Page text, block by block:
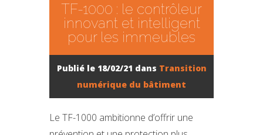
TF-1000 : le contrôleur
innovant et intelligent
pour les immeubles
Publié le 18/02/21 dans Transition
numérique du bâtiment
Le TF-1000 ambitionne d’offrir une